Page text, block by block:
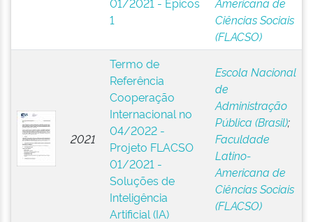
1
Ciências Sociais
(FLACSO)
2021
Termo de
Referência
Cooperação
Internacional no
04/2022 -
Projeto FLACSO
01/2021 -
Soluções de
Inteligência
Artificial (IA)
Escola Nacional
de
Administração
Pública (Brasil);
Faculdade
Latino-
Americana de
Ciências Sociais
(FLACSO)